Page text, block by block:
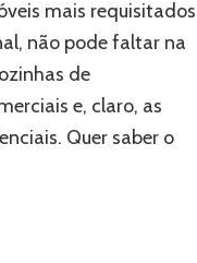
mais requisitados
não pode faltar na
de
e, claro, as
Quer saber o